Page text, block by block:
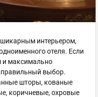
интерьером,
отеля. Если
и максимально
выбор.
шторы, кованые
коричневые, охровые